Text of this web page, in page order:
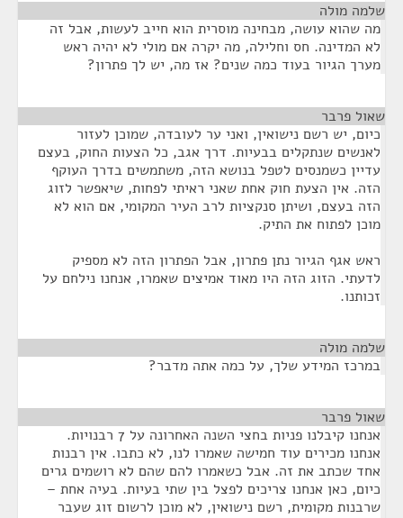
שלמה מולה
מה שהוא עושה, מבחינה מוסרית הוא חייב לעשות, אבל זה
לא המדינה. חס וחלילה, מה יקרה אם מולי לא יהיה ראש
מערך הגיור בעוד כמה שנים? אז מה, יש לך פתרון?
שאול פרבר
כיום, יש רשם נישואין, ואני ער לעובדה, שמוכן לעזור
לאנשים שנתקלים בבעיות. דרך אגב, כל הצעות החוק, בעצם
עדיין כשמנסים לטפל בנושא הזה, משתמשים בדרך העוקף
הזה. אין הצעת חוק אחת שאני ראיתי לפחות, שיאפשר לזוג
הזה בעצם, ושיתן סנקציות לרב העיר המקומי, אם הוא לא
מוכן לפתוח את התיק.
ראש אגף הגיור נתן פתרון, אבל הפתרון הזה לא מספיק
לדעתי. הזוג הזה היו מאוד אמיצים שאמרו, אנחנו נילחם על
זכותנו.
שלמה מולה
במרכז המידע שלך, על כמה אתה מדבר?
שאול פרבר
אנחנו קיבלנו פניות בחצי השנה האחרונה על 7 רבנויות.
אנחנו מכירים עוד חמישה שאמרו לנו, לא כתבו. אין רבנות
אחד שכתב את זה. אבל כשאמרו להם שהם לא רושמים גרים
כיום, כאן אנחנו צריכים לפצל בין שתי בעיות. בעיה אחת –
שרבנות מקומית, רשם נישואין, לא מוכן לרשום זוג שעבר